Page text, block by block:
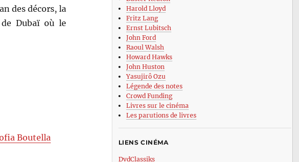
des décors, la
Dubaï où le
Boutella
Harold Lloyd
Fritz Lang
Ernst Lubitsch
John Ford
Raoul Walsh
Howard Hawks
John Huston
Yasujirô Ozu
Légende des notes
Crowd Funding
Livres sur le cinéma
Les parutions de livres
LIENS CINÉMA
DvdClassiks